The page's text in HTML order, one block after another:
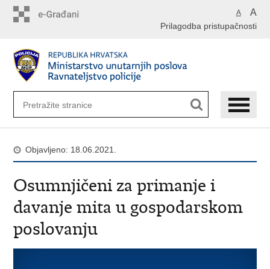
A A
Prilagodba pristupačnosti
Objavljeno: 18.06.2021.
Osumnjičeni za primanje i
davanje mita u gospodarskom
poslovanju